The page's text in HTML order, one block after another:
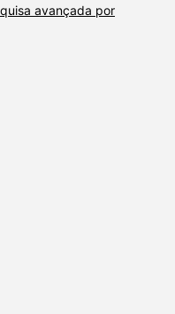
avançada por